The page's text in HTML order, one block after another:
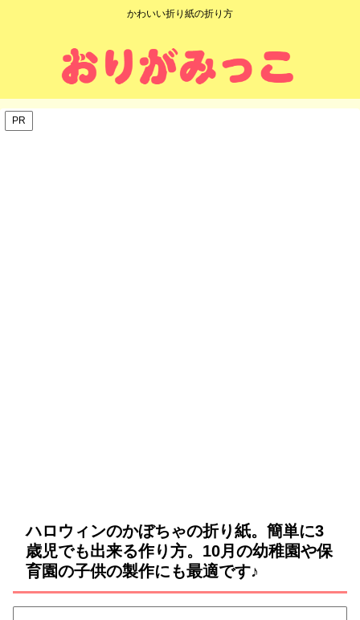
かわいい折り紙の折り方
PR
ハロウィンのかぼちゃの折り紙。簡単に3
歳児でも出来る作り方。10月の幼稚園や保
育園の子供の製作にも最適です♪